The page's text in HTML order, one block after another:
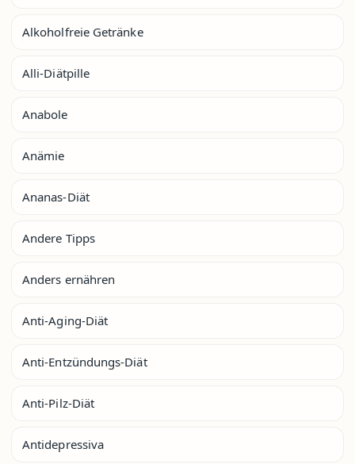
Alkoholfreie Getränke
Alli-Diätpille
Anabole
Anämie
Ananas-Diät
Andere Tipps
Anders ernähren
Anti-Aging-Diät
Anti-Entzündungs-Diät
Anti-Pilz-Diät
Antidepressiva